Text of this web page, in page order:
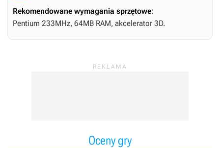
Rekomendowane wymagania sprzętowe:
Pentium 233MHz, 64MB RAM, akcelerator 3D.
Oceny gry